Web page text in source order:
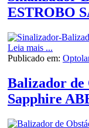
ESTROBO
Leia mais ...
Publicado em:
Balizador de
Sapphire